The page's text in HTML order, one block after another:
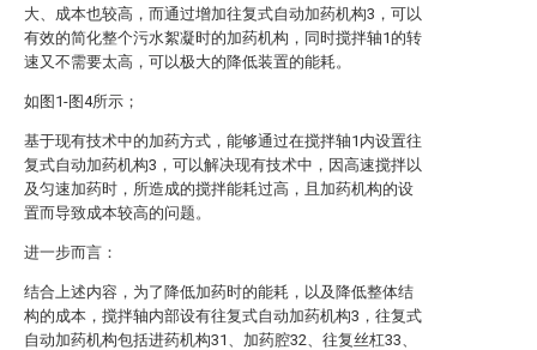
大、成本也较高，而通过增加往复式自动加药机构3，可以
有效的简化整个污水絮凝时的加药机构，同时搅拌轴1的转
速又不需要太高，可以极大的降低装置的能耗。
如图1-图4所示；
基于现有技术中的加药方式，能够通过在搅拌轴1内设置往
复式自动加药机构3，可以解决现有技术中，因高速搅拌以
及匀速加药时，所造成的搅拌能耗过高，且加药机构的设
置而导致成本较高的问题。
进一步而言：
结合上述内容，为了降低加药时的能耗，以及降低整体结
构的成本，搅拌轴内部设有往复式自动加药机构3，往复式
自动加药机构包括进药机构31、加药腔32、往复丝杠33、